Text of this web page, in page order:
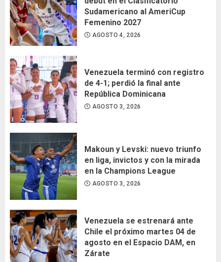
Sudamericano al AmeriCup
Femenino 2027
AGOSTO 4, 2026
Venezuela terminó con registro
de 4-1; perdió la final ante
República Dominicana
AGOSTO 3, 2026
Makoun y Levski: nuevo triunfo
en liga, invictos y con la mirada
en la Champions League
AGOSTO 3, 2026
Venezuela se estrenará ante
Chile el próximo martes 04 de
agosto en el Espacio DAM, en
Zárate